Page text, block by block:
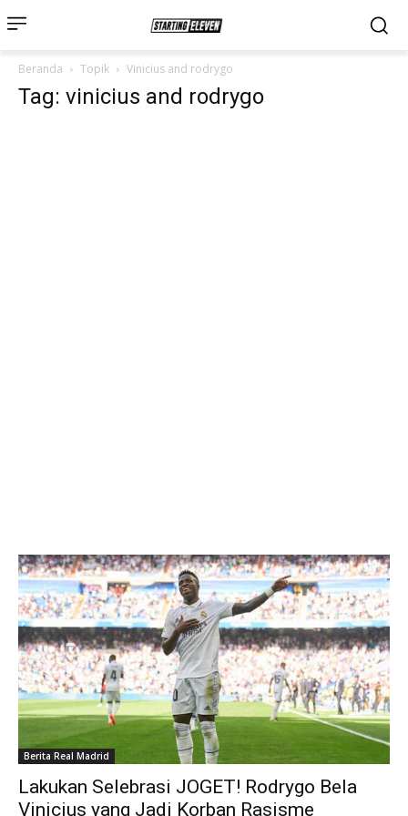
Beranda Topik Vinicius and rodrygo
Tag: vinicius and rodrygo
Berita Real Madrid
Lakukan Selebrasi JOGET! Rodrygo Bela
Vinicius yang Jadi Korban Rasisme